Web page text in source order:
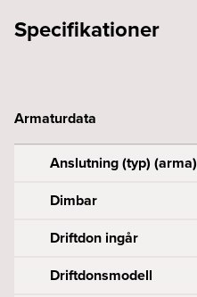
Specifikationer
Armaturdata
Anslutning (typ) (arma)
Dimbar
Driftdon ingår
Driftdonsmodell